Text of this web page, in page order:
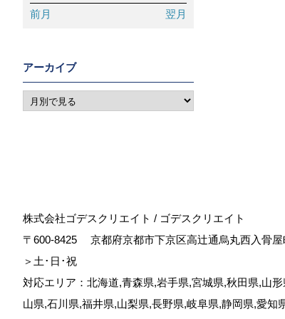
前月 翌月
アーカイブ
株式会社ゴデスクリエイト / ゴデスクリエイト
〒600-8425
京都府京都市下京区高辻通烏丸西入骨
＞土･日･祝
対応エリア：北海道,青森県,岩手県,宮城県,秋田県,山
山県,石川県,福井県,山梨県,長野県,岐阜県,静岡県,愛